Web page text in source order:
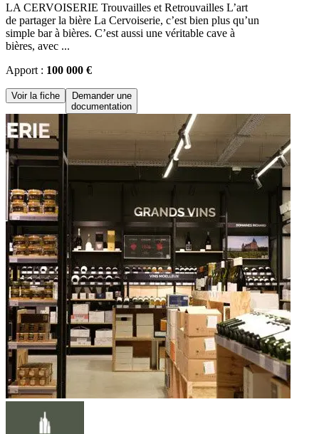
LA CERVOISERIE Trouvailles et Retrouvailles L’art
de partager la bière La Cervoiserie, c’est bien plus qu’un
simple bar à bières. C’est aussi une véritable cave à
bières, avec ...
Apport : 100 000 €
Voir la fiche
Demander une
documentation